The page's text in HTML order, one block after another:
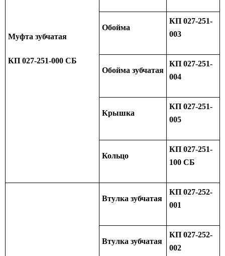
Муфта зубчатая
КП 027-251-000 СБ
Обойма
КП 027-251-
003
Обойма зубчатая
КП 027-251-
004
Крышка
КП 027-251-
005
Кольцо
КП 027-251-
100 СБ
Втулка зубчатая
КП 027-252-
001
Втулка зубчатая
КП 027-252-
002